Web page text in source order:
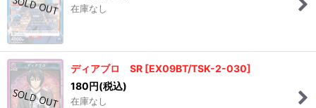
在庫なし
ディアブロ SR [EX09BT/TSK-2-030]
180円(税込)
在庫なし